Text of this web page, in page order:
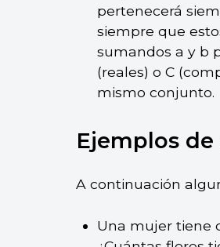
pertenecerá
siempre que
sumandos a y b
(reales) o C
mismo conjunto.
Ejemplos de
A continuación
Una mujer tiene